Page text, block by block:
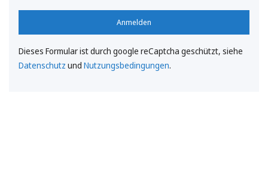
Anmelden
Dieses Formular ist durch google reCaptcha geschützt, siehe
Datenschutz und Nutzungsbedingungen.